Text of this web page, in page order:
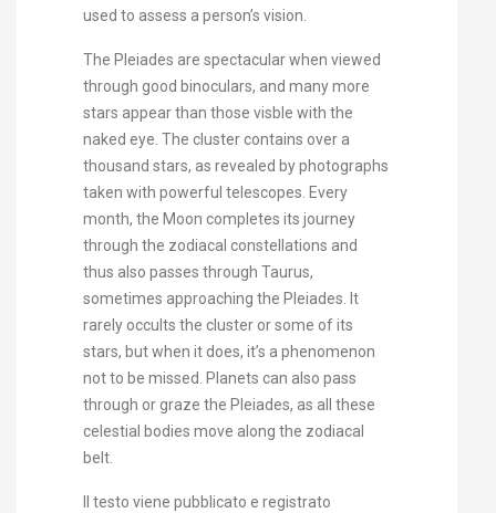
used to assess a person’s vision.
The Pleiades are spectacular when viewed
through good binoculars, and many more
stars appear than those visble with the
naked eye. The cluster contains over a
thousand stars, as revealed by photographs
taken with powerful telescopes. Every
month, the Moon completes its journey
through the zodiacal constellations and
thus also passes through Taurus,
sometimes approaching the Pleiades. It
rarely occults the cluster or some of its
stars, but when it does, it’s a phenomenon
not to be missed. Planets can also pass
through or graze the Pleiades, as all these
celestial bodies move along the zodiacal
belt.
Il testo viene pubblicato e registrato